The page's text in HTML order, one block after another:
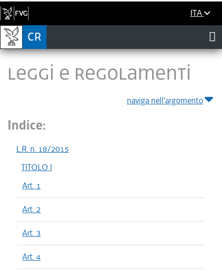
ITA
LEGGI E REGOLAMENTI
naviga nell'argomento
Indice:
L.R. n. 18/2015
TITOLO I
Art. 1
Art. 2
Art. 3
Art. 4